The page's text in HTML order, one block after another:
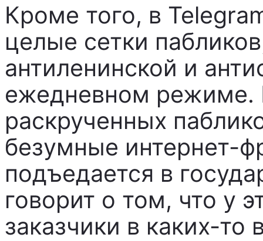
Кроме того, в
целые сетки
антиленинской и
ежедневном
раскрученных
безумные интернет-
подъедается в
говорит о том, что у
заказчики в каких-то